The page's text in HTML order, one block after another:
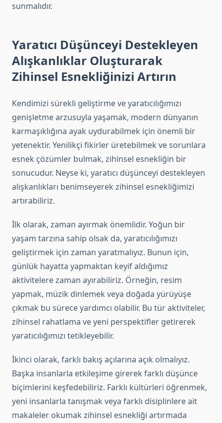
sunmalıdır.
Yaratıcı Düşünceyi Destekleyen
Alışkanlıklar Oluşturarak
Zihinsel Esnekliğinizi Artırın
Kendimizi sürekli geliştirme ve yaratıcılığımızı
genişletme arzusuyla yaşamak, modern dünyanın
karmaşıklığına ayak uydurabilmek için önemli bir
yetenektir. Yenilikçi fikirler üretebilmek ve sorunlara
esnek çözümler bulmak, zihinsel esnekliğin bir
sonucudur. Neyse ki, yaratıcı düşünceyi destekleyen
alışkanlıkları benimseyerek zihinsel esnekliğimizi
artırabiliriz.
İlk olarak, zaman ayırmak önemlidir. Yoğun bir
yaşam tarzına sahip olsak da, yaratıcılığımızı
geliştirmek için zaman yaratmalıyız. Bunun için,
günlük hayatta yapmaktan keyif aldığımız
aktivitelere zaman ayırabiliriz. Örneğin, resim
yapmak, müzik dinlemek veya doğada yürüyüşe
çıkmak bu sürece yardımcı olabilir. Bu tür aktiviteler,
zihinsel rahatlama ve yeni perspektifler getirerek
yaratıcılığımızı tetikleyebilir.
İkinci olarak, farklı bakış açılarına açık olmalıyız.
Başka insanlarla etkileşime girerek farklı düşünce
biçimlerini keşfedebiliriz. Farklı kültürleri öğrenmek,
yeni insanlarla tanışmak veya farklı disiplinlere ait
makaleler okumak zihinsel esnekliği artırmada